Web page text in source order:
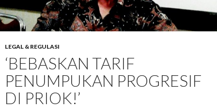
LEGAL & REGULASI
‘BEBASKAN TARIF
PENUMPUKAN PROGRESIF
DI PRIOK!’